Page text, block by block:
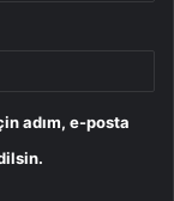
adım, e-posta